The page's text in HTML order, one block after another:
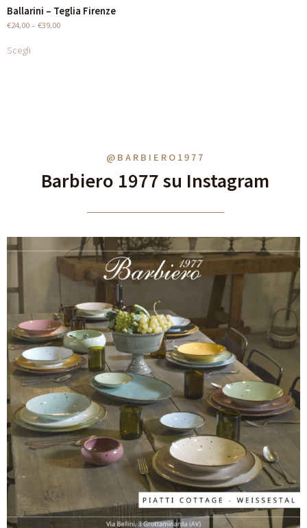
Ballarini – Teglia Firenze
€24,00 – €39,00
Scegli
@BARBIERO1977
Barbiero 1977 su Instagram